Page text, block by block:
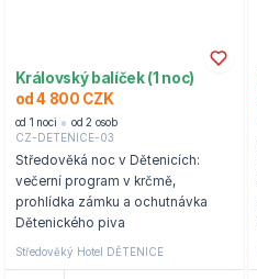
Královský balíček (1 noc)
od 4 800 CZK
od 1 noci
od 2 osob
CZ-DETENICE-03
Středověká noc v Dětenicích:
večerní program v krčmě,
prohlídka zámku a ochutnávka
Dětenického piva
Středověký Hotel DĚTENICE